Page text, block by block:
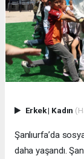
Erkek| Kadın
Şanlıurfa’da
daha yaşandı.